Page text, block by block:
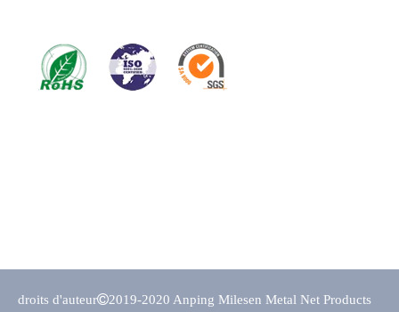
droits d'auteur2019-2020 Anping Milesen Metal Net Products